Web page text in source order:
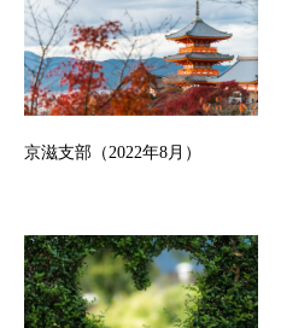
京滋支部（2022年8月）